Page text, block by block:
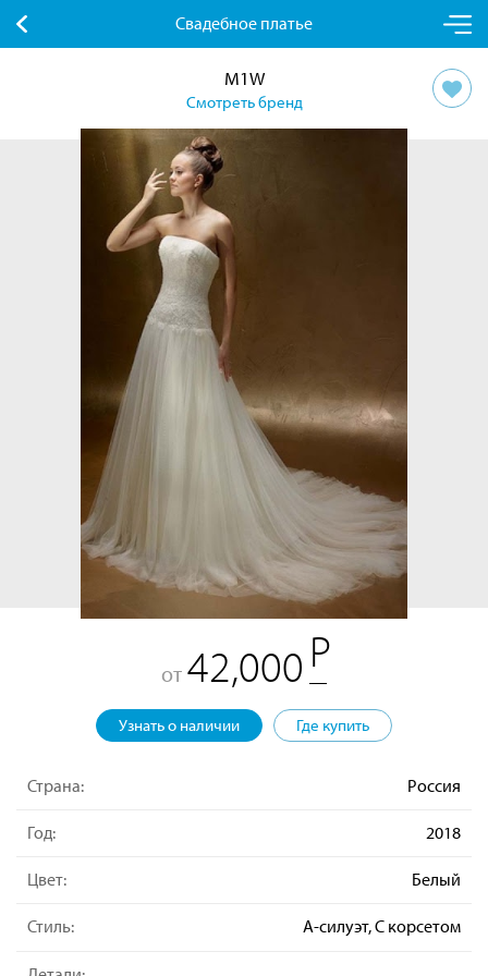
Свадебное платье
M1W
Смотреть бренд
от 42,000
Узнать о наличии Где купить
Страна: Россия
Год: 2018
Цвет: Белый
Стиль: А-силуэт, С корсетом